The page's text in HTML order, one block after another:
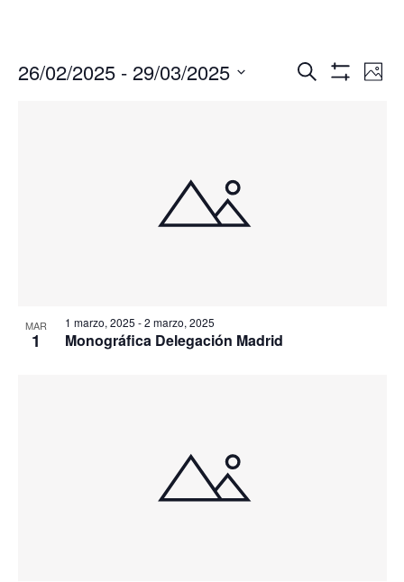
Buscar
de
Foto
26/02/2025 - 29/03/2025
MAR
1
1 marzo, 2025 -2 marzo, 2025
Monográfica Delegación Madrid